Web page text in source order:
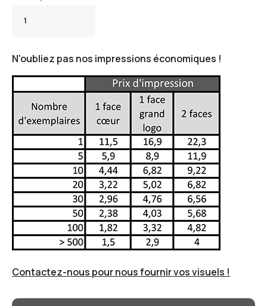
N'oubliez pas nos impressions économiques !
Contactez-nous pour nous fournir vos visuels !